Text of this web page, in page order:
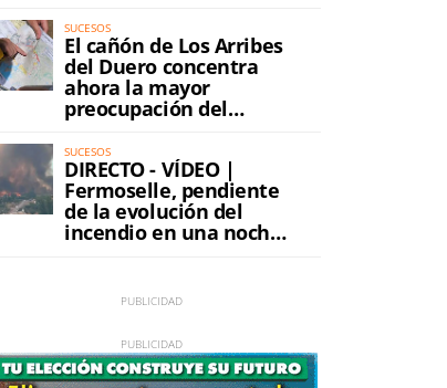
SUCESOS
El cañón de Los Arribes
del Duero concentra
ahora la mayor
preocupación del
incendio
SUCESOS
DIRECTO - VÍDEO |
Fermoselle, pendiente
de la evolución del
incendio en una noche